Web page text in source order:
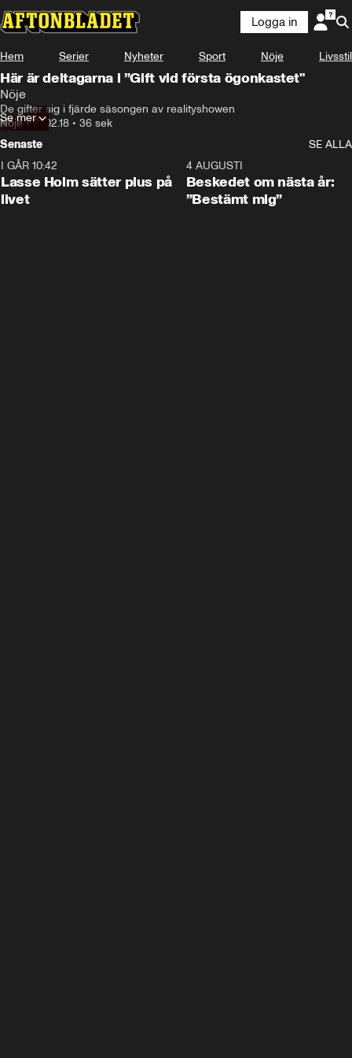
Logga in
Hem Serier Nyheter Sport Nöje Livsstil
Här är deltagarna i ”Gift vid första ögonkastet"
Nöje
De gifter sig i fjärde säsongen av realityshowen
Nöje•21.02.18 • 36 sek
Se mer
Senaste
SE ALLA
I GÅR 10:42
Lasse Holm sätter plus på
livet
4 AUGUSTI
Beskedet om nästa år:
”Bestämt mig”